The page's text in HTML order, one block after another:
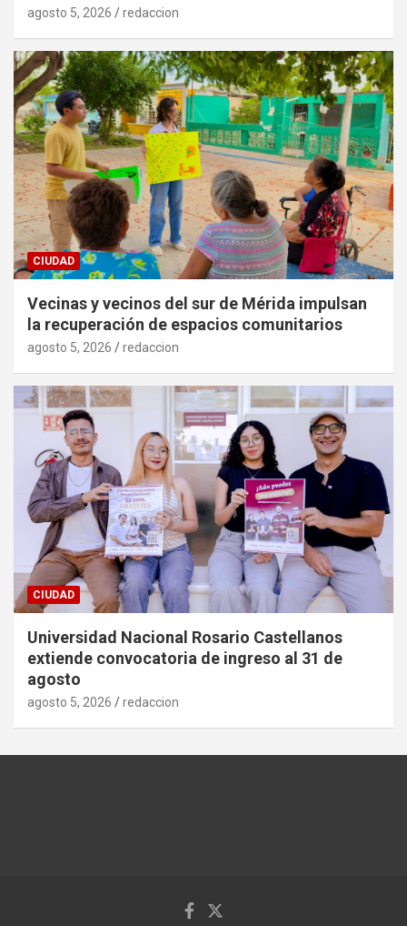
agosto 5, 2026 redaccion
CIUDAD
Vecinas y vecinos del sur de Mérida impulsan
la recuperación de espacios comunitarios
agosto 5, 2026 redaccion
CIUDAD
Universidad Nacional Rosario Castellanos
extiende convocatoria de ingreso al 31 de
agosto
agosto 5, 2026 redaccion